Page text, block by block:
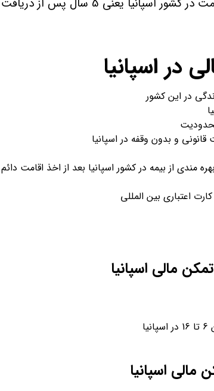
الزامی است. متقاضیان پس از ده سال
در اسپانیا
مندی از بیمه در کشور اسپانیا بعد از اخذ اقامت دائم
اعتباری بین المللی
مالی اسپانیا
اسپانیا